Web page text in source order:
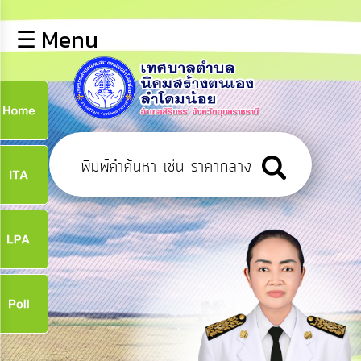
หลัก
ข้อมูล
พื้น
ฐาน
บุคลากร
ข่าว
ประชาสัมพันธ์
การ
เผย
ข้อมูล
สาธารณะ
OIT
☰ Menu